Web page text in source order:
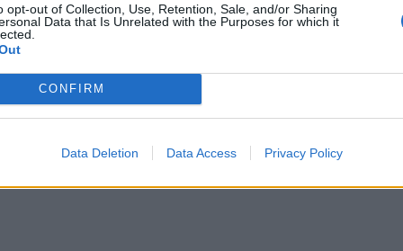
opt-out of Collection, Use, Retention, Sale, and/or Sharing
Data that Is Unrelated with the Purposes for which it
CONFIRM
Data Deletion Data Access Privacy Policy
ВЪВ facebook
в: